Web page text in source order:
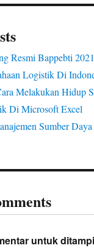
Resmi Bappebti 2021
Logistik Di
Melakukan Hidup
Di Microsoft Excel
Sumber
untuk